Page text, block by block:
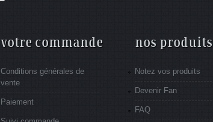
votre commande
Conditions générales de
vente
Paiement
nos produits
Notez vos produits
Devenir Fan
FAQ